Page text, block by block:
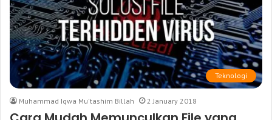
Teknologi
Muhammad Iqwa Mu'tashim Billah 2 January 2018